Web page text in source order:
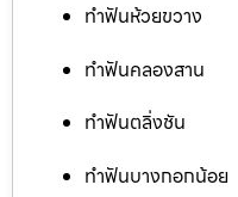
ทำฟันห้วยขวาง
ทำฟันคลองสาน
ทำฟันตลิ่งชัน
ทำฟันบางกอกน้อย